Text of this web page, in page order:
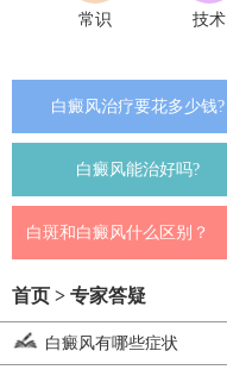
常识 技术
白癜风治疗要花多少钱?
白癜风能治好吗?
白斑和白癜风什么区别？
首页 > 专家答疑
白癜风有哪些症状